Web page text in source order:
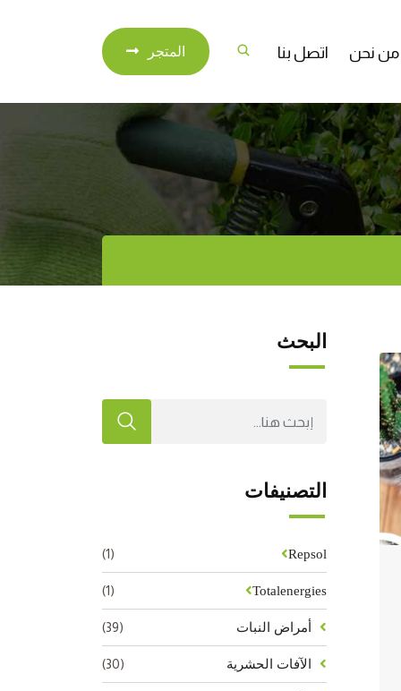
من نحن اتصل بنا المتجر
البحث
التصنيفات
Repsol
(1)
Totalenergies
(1)
أمراض النبات (39)
الآفات الحشرية (30)